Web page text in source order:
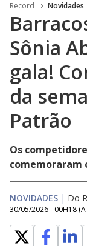
Record Novidades
Sônia
gala!
da
Patrão
Os
comemoraram
NOVIDADES | Do
30/05/2026 - 00H18